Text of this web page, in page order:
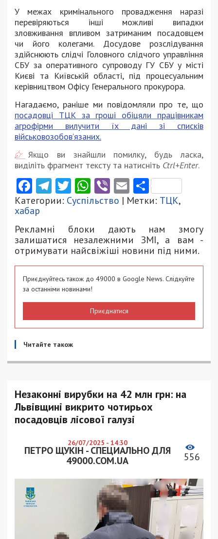
У межах кримінального провадження наразі
перевіряються інші можливі випадки
зловживання впливом затриманим посадовцем
чи його колегами. Досудове розслідування
здійснюють слідчі Головного слідчого управління
СБУ за оперативного супроводу ГУ СБУ у місті
Києві та Київській області, під процесуальним
керівництвом Офісу Генерального прокурора.
Нагадаємо, раніше ми повідомляли про те, що
посадовці ТЦК за гроші обіцяли працівникам
агрофірми вилучити їх дані зі списків
військовозобов’язаних.
Якщо ви знайшли помилку, будь ласка,
виділіть фрагмент тексту та натисніть Ctrl+Enter.
Facebook
Telegram
Twitter
WhatsApp
ViberEmail
Категории: Суспільство | Метки: ТЦК,
хабар
Рекламні блоки дають нам змогу
залишатися незалежними ЗМІ, а вам -
отримувати найсвіжіші новини під ними.
Приєднуйтесь також до 49000 в Google News. Слідкуйте
за останніми новинами!
Приєднатися
Читайте також
Незаконні вирубки на 42 млн грн: на
Львівщині викрито чотирьох
посадовців лісової галузі
26/07/2025 - 14:30
ПЕТРО ЩУКІН - СПЕЦИАЛЬНО ДЛЯ
49000.COM.UA
556